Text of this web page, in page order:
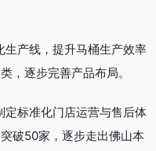
产线，提升马桶生产效率
，逐步完善产品布局。
标准化门店运营与售后体
破50家，逐步走出佛山本